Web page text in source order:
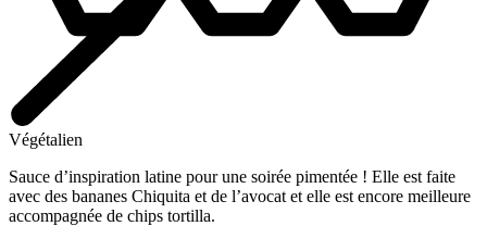
Végétalien
Sauce d’inspiration latine pour une soirée pimentée ! Elle est faite
avec des bananes Chiquita et de l’avocat et elle est encore meilleure
accompagnée de chips tortilla.